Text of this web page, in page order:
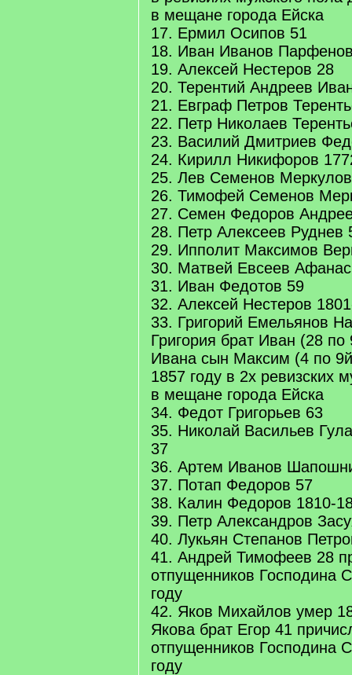
в мещане города Ейска
17. Ермил Осипов 51
18. Иван Иванов
19. Алексей Нестеров 28
20. Терентий Андреев
21. Евграф Петров
22. Петр Николаев
23. Василий Дмитриев
24. Кирилл Никифоров
25. Лев Семенов
26. Тимофей Семенов
27. Семен Федоров
28. Петр Алексеев Руднев
29. Ипполит Максимов
30. Матвей Евсеев
31. Иван Федотов 59
32. Алексей Нестеров
33. Григорий Емельянов
Григория брат Иван (28 по
Ивана сын Максим (4 по
1857 году в 2х ревизских
в мещане города Ейска
34. Федот Григорьев 63
35. Николай Васильев
37
36. Артем Иванов
37. Потап Федоров 57
38. Калин Федоров 1810-
39. Петр Александров
40. Лукьян Степанов
41. Андрей Тимофеев 28
отпущенников Господина
году
42. Яков Михайлов умер
Якова брат Егор 41
отпущенников Господина
году